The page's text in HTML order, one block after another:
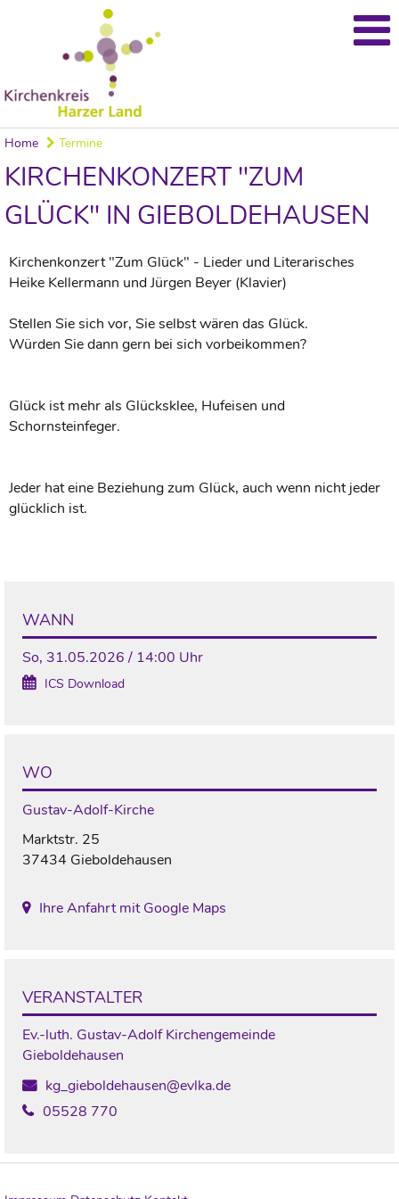
Home Termine
KIRCHENKONZERT "ZUM
GLÜCK" IN GIEBOLDEHAUSEN
Kirchenkonzert "Zum Glück" - Lieder und Literarisches
Heike Kellermann und Jürgen Beyer (Klavier)
Stellen Sie sich vor, Sie selbst wären das Glück.
Würden Sie dann gern bei sich vorbeikommen?
Glück ist mehr als Glücksklee, Hufeisen und
Schornsteinfeger.
Jeder hat eine Beziehung zum Glück, auch wenn nicht jeder
glücklich ist.
WANN
So, 31.05.2026 / 14:00 Uhr
ICS Download
WO
Gustav-Adolf-Kirche
Marktstr. 25
37434 Gieboldehausen
Ihre Anfahrt mit Google Maps
VERANSTALTER
Ev.-luth. Gustav-Adolf Kirchengemeinde
Gieboldehausen
kg_gieboldehausen@evlka.de
05528 770